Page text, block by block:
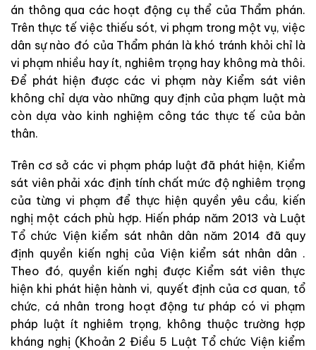
án thông qua các hoạt động cụ thể của Thẩm phán.
Trên thực tế việc thiếu sót, vi phạm trong một vụ, việc
dân sự nào đó của Thẩm phán là khó tránh khỏi chỉ là
vi phạm nhiều hay ít, nghiêm trọng hay không mà thôi.
Để phát hiện được các vi phạm này Kiểm sát viên
không chỉ dựa vào những quy định của phạm luật mà
còn dựa vào kinh nghiệm công tác thực tế của bản
thân.
Trên cơ sở các vi phạm pháp luật đã phát hiện, Kiểm
sát viên phải xác định tính chất mức độ nghiêm trọng
của từng vi phạm để thực hiện quyền yêu cầu, kiến
nghị một cách phù hợp. Hiến pháp năm 2013 và Luật
Tổ chức Viện kiểm sát nhân dân năm 2014 đã quy
định quyền kiến nghị của Viện kiểm sát nhân dân .
Theo đó, quyền kiến nghị được Kiểm sát viên thực
hiện khi phát hiện hành vi, quyết định của cơ quan, tổ
chức, cá nhân trong hoạt động tư pháp có vi phạm
pháp luật ít nghiêm trọng, không thuộc trường hợp
kháng nghị (Khoản 2 Điều 5 Luật Tổ chức Viện kiểm